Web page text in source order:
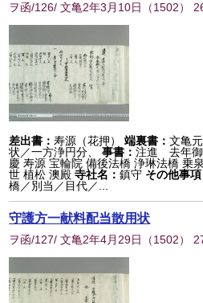
ヲ函/126/ 文亀2年3月10日 （1502）
差出書：寿源（花押） 端裏書：文亀
状／一方浄円分、
事書：注進 去年御
慶 寿源 宝輪院 備後法橋 浄琳法橋 乗
世 植松 澳殿 寺社名：鎮守 その他事
橋／別当／目代／...
守護方一献料配当散用状
ヲ函/127/ 文亀2年4月29日 （1502）